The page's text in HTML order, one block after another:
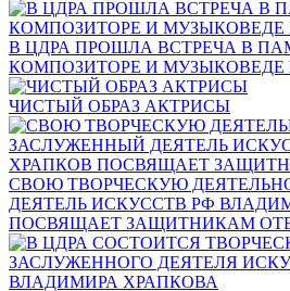
В ЦДРА ПРОШЛА ВСТРЕЧА В
КОМПОЗИТОРЕ И
ЧИСТЫЙ ОБРАЗ АКТРИСЫ
СВОЮ ТВОРЧЕСКУЮ
ДЕЯТЕЛЬ ИСКУССТВ РФ
ПОСВЯЩАЕТ ЗАЩИТНИКАМ